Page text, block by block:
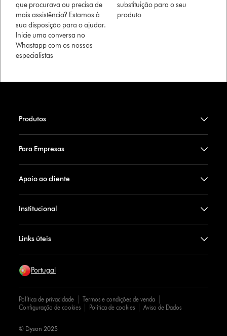
que procurava ou precisa de
mais assistência? Estamos à
sua disposição para o ajudar.
Inicie uma conversa no
Whastapp com os nossos
especialistas
substituição para o seu
produto
Produtos
Para Empresas
Apoio ao cliente
Institucional
Links úteis
Portugal
Política de privacidade
Termos e condições de venda
Configuração de cookies
Política de cookies Aviso de Dados
© Dyson 2025